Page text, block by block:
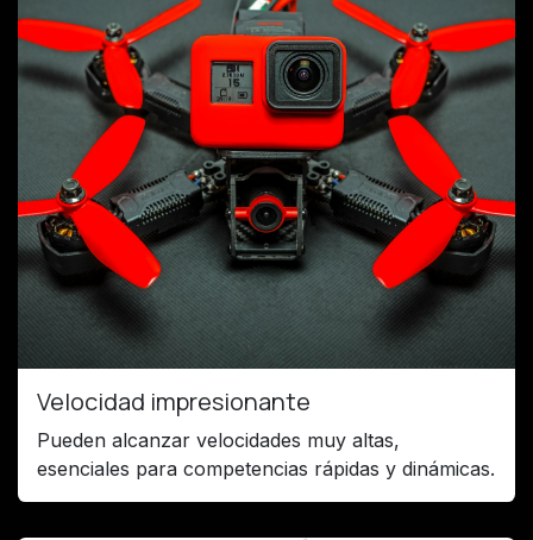
Velocidad impresionante
Pueden alcanzar velocidades muy altas,
esenciales para competencias rápidas y dinámicas.